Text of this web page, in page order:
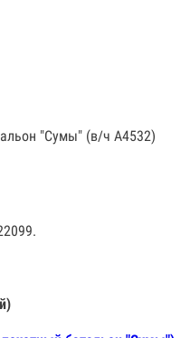
"Сумы" (в/ч А4532)